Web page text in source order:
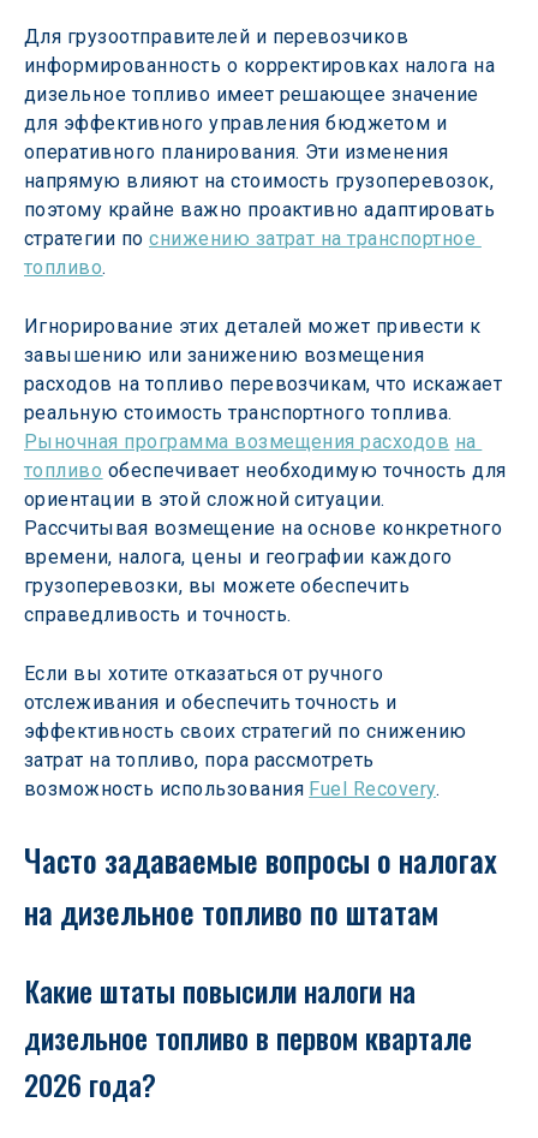
Для грузоотправителей и перевозчиков
информированность о корректировках налога на
дизельное топливо имеет решающее значение
для эффективного управления бюджетом и
оперативного планирования. Эти изменения
напрямую влияют на стоимость грузоперевозок,
поэтому крайне важно проактивно адаптировать
стратегии по снижению затрат на транспортное
топливо.
Игнорирование этих деталей может привести к
завышению или занижению возмещения
расходов на топливо перевозчикам, что искажает
реальную стоимость транспортного топлива.
Рыночная программа возмещения расходов на
топливо обеспечивает необходимую точность для
ориентации в этой сложной ситуации.
Рассчитывая возмещение на основе конкретного
времени, налога, цены и географии каждого
грузоперевозки, вы можете обеспечить
справедливость и точность.
Если вы хотите отказаться от ручного
отслеживания и обеспечить точность и
эффективность своих стратегий по снижению
затрат на топливо, пора рассмотреть
возможность использования Fuel Recovery.
Часто задаваемые вопросы о налогах
на дизельное топливо по штатам
Какие штаты повысили налоги на
дизельное топливо в первом квартале
2026 года?